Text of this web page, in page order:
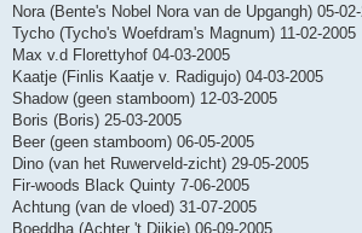
Nora (Bente's Nobel Nora van de Upgangh) 05-
Tycho (Tycho's Woefdram's Magnum) 11-02-2005
Max v.d Florettyhof 04-03-2005
Kaatje (Finlis Kaatje v. Radigujo) 04-03-2005
Shadow (geen stamboom) 12-03-2005
Boris (Boris) 25-03-2005
Beer (geen stamboom) 06-05-2005
Dino (van het Ruwerveld-zicht) 29-05-2005
Fir-woods Black Quinty 7-06-2005
Achtung (van de vloed) 31-07-2005
Boeddha (Achter 't Dijkje) 06-09-2005